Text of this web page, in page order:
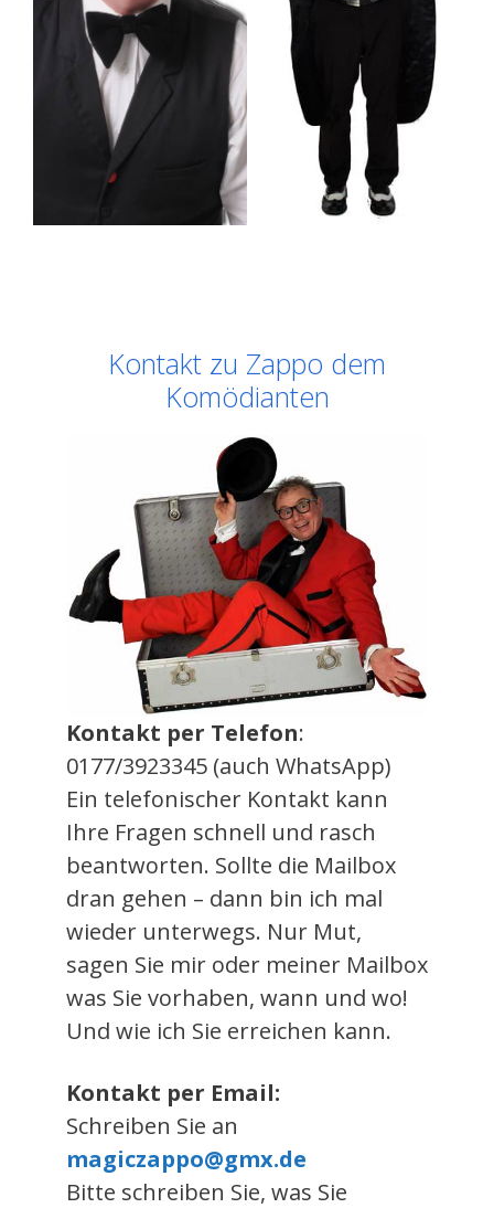
Kontakt zu Zappo dem
Komödianten
Kontakt per Telefon:
0177/3923345 (auch WhatsApp)
Ein telefonischer Kontakt kann
Ihre Fragen schnell und rasch
beantworten. Sollte die Mailbox
dran gehen – dann bin ich mal
wieder unterwegs. Nur Mut,
sagen Sie mir oder meiner Mailbox
was Sie vorhaben, wann und wo!
Und wie ich Sie erreichen kann.
Kontakt per Email:
Schreiben Sie an
magiczappo@gmx.de
Bitte schreiben Sie, was Sie